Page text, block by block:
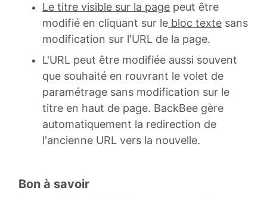
Le titre visible sur la page peut être
modifié en cliquant sur le bloc texte sans
modification sur l'URL de la page.
L'URL peut être modifiée aussi souvent
que souhaité en rouvrant le volet de
paramétrage sans modification sur le
titre en haut de page. BackBee gère
automatiquement la redirection de
l'ancienne URL vers la nouvelle.
Bon à savoir